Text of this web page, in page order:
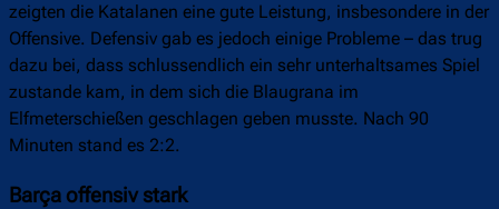
zeigten die Katalanen eine gute Leistung, insbesondere in der
Offensive. Defensiv gab es jedoch einige Probleme – das trug
dazu bei, dass schlussendlich ein sehr unterhaltsames Spiel
zustande kam, in dem sich die Blaugrana im
Elfmeterschießen geschlagen geben musste. Nach 90
Minuten stand es 2:2.
Barça offensiv stark